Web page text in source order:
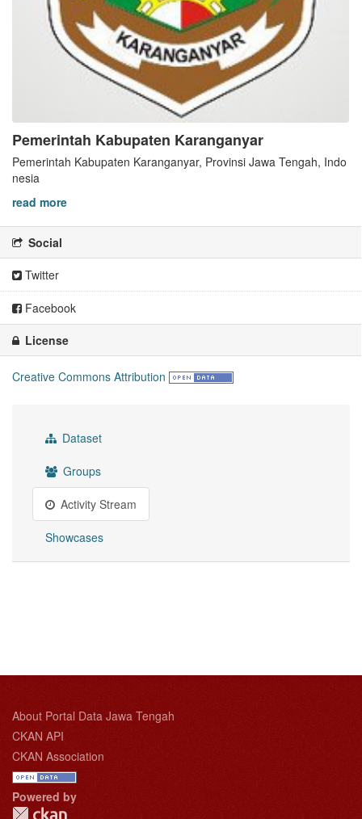
Pemerintah Kabupaten Karanganyar
Pemerintah Kabupaten Karanganyar, Provinsi Jawa Tengah, Indo
nesia
read more
Social
Twitter
Facebook
License
Creative Commons Attribution
Dataset
Groups
Activity Stream
Showcases
About Portal Data Jawa Tengah
CKAN API
CKAN Association
Powered by